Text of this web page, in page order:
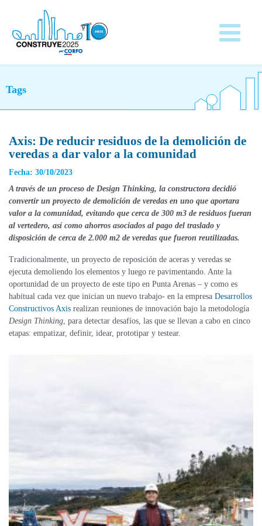
Tags
Axis: De reducir residuos de la demolición de
veredas a dar valor a la comunidad
Fecha: 30/10/2023
A través de un proceso de Design Thinking, la constructora decidió
convertir un proyecto de demolición de veredas en uno que aportara
valor a la comunidad, evitando que cerca de 300 m3 de residuos fueran
al vertedero, así como ahorros asociados al pago del traslado y
disposición de cerca de 2.000 m2 de veredas que fueron reutilizadas.
Tradicionalmente, un proyecto de reposición de aceras y veredas se
ejecuta demoliendo los elementos y luego re pavimentando. Ante la
oportunidad de un proyecto de este tipo en Punta Arenas – y como es
habitual cada vez que inician un nuevo trabajo- en la empresa Desarrollos
Constructivos Axis realizan reuniones de innovación bajo la metodología
Design Thinking, para detectar desafíos, las que se llevan a cabo en cinco
etapas: empatizar, definir, idear, prototipar y testear.